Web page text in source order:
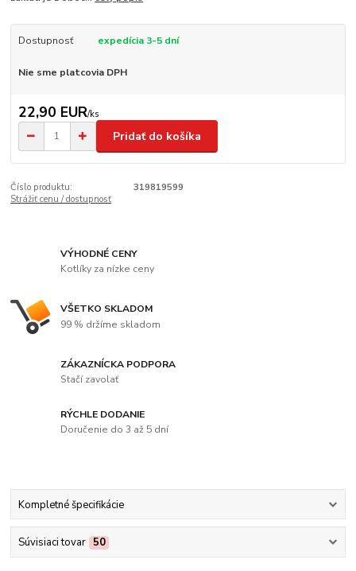
Dostupnosť expedícia 3-5 dní
Nie sme platcovia DPH
22,90 EUR/ks
Pridať do košíka
Číslo produktu:
319819599
Strážiť cenu / dostupnosť
VÝHODNÉ CENY
Kotlíky za nízke ceny
VŠETKO SKLADOM
99 % držíme skladom
ZÁKAZNÍCKA PODPORA
Stačí zavolať
RÝCHLE DODANIE
Doručenie do 3 až 5 dní
Kompletné špecifikácie
Súvisiaci tovar 50